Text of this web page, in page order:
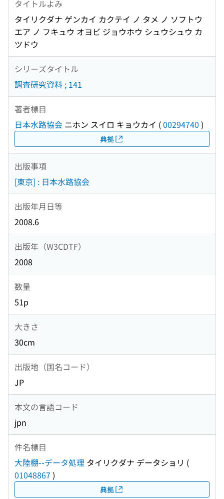
タイトルよみ
タイリクダナ ゲンカイ カクテイ ノ タメ ノ ソフトウ
エア ノ フキュウ オヨビ ジョウホウ シュウシュウ カ
ツドウ
シリーズタイトル
調査研究資料 ; 141
著者標目
日本水路協会 ニホン スイロ キョウカイ (00294740 )
典拠
出版事項
[東京] : 日本水路協会
出版年月日等
2008.6
出版年（W3CDTF）
2008
数量
51p
大きさ
30cm
出版地（国名コード）
JP
本文の言語コード
jpn
件名標目
大陸棚--データ処理 タイリクダナ データショリ (
01048867 )
典拠